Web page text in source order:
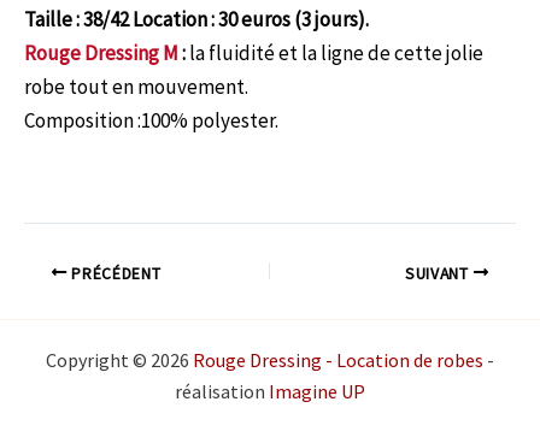
Taille : 38/42 Location : 30 euros (3 jours).
Rouge Dressing M:la fluidité et la ligne de cette jolie
robe tout en mouvement.
Composition :100% polyester.
PRÉCÉDENT SUIVANT
Copyright © 2026 Rouge Dressing - Location de robes -
réalisation Imagine UP